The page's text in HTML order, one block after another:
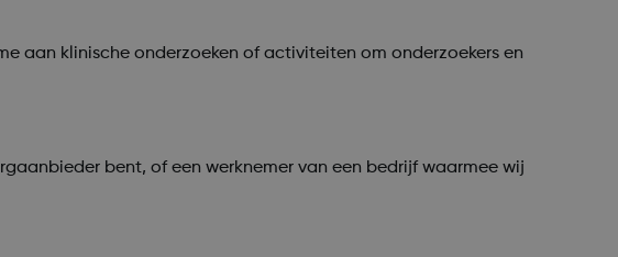
aan klinische onderzoeken of activiteiten om onderzoekers en
bent, of een werknemer van een bedrijf waarmee wij